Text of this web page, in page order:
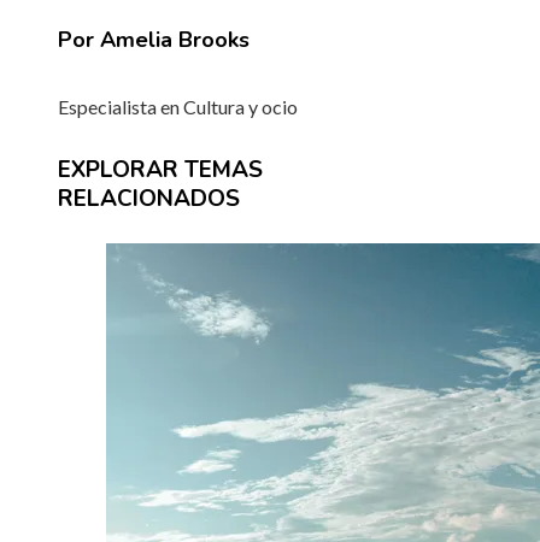
Por Amelia Brooks
Especialista en Cultura y ocio
EXPLORAR TEMAS
RELACIONADOS